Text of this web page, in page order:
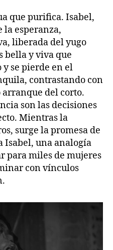
que purifica. Isabel,
la esperanza,
liberada del yugo
bella y viva que
y se pierde en el
contrastando con
del corto.
son las decisiones
Mientras la
surge la promesa de
Isabel, una analogía
para miles de mujeres
con vínculos